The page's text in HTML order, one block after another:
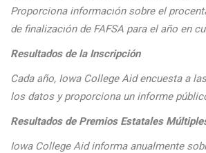
Proporciona información sobre el
de finalización de FAFSA para el año en
Resultados de la Inscripción
Cada año, Iowa College Aid encuesta a
los datos y proporciona un informe
Resultados de Premios Estatales
Iowa College Aid informa anualmente